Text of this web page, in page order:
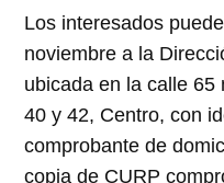
Los interesados
noviembre a la
ubicada en la calle 65
40 y 42, Centro, con
comprobante de
copia de CURP